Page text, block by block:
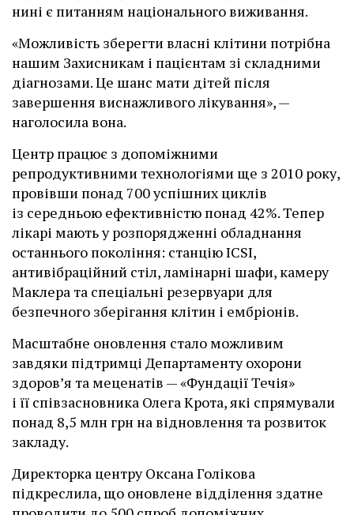
нині є питанням національного виживання.
«Можливість зберегти власні клітини потрібна
нашим Захисникам і пацієнтам зі складними
діагнозами. Це шанс мати дітей після
завершення виснажливого лікування», —
наголосила вона.
Центр працює з допоміжними
репродуктивними технологіями ще з 2010 року,
провівши понад 700 успішних циклів
із середньою ефективністю понад 42%. Тепер
лікарі мають у розпорядженні обладнання
останнього покоління: станцію ІCSI,
антивібраційний стіл, ламінарні шафи, камеру
Маклера та спеціальні резервуари для
безпечного зберігання клітин і ембріонів.
Масштабне оновлення стало можливим
завдяки підтримці Департаменту охорони
здоров’я та меценатів — «Фундації Течія»
і її співзасновника Олега Крота, які спрямували
понад 8,5 млн грн на відновлення та розвиток
закладу.
Директорка центру Оксана Голікова
підкреслила, що оновлене відділення здатне